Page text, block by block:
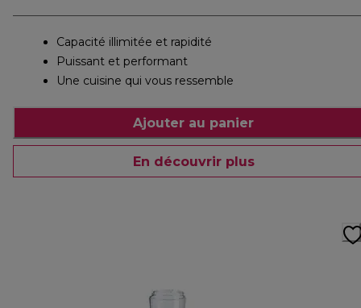
Capacité illimitée et rapidité
Puissant et performant
Une cuisine qui vous ressemble
Ajouter au panier
En découvrir plus